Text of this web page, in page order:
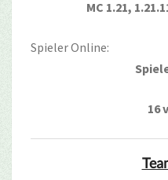
MC 1.21,
Spieler Online:
16